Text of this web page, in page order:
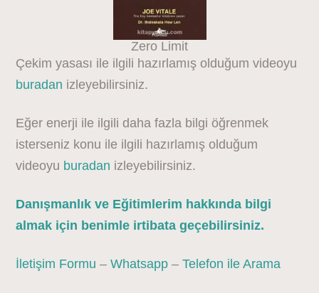
Zero Limit
Çekim yasası ile ilgili hazırlamış olduğum videoyu
buradan izleyebilirsiniz.
Eğer enerji ile ilgili daha fazla bilgi öğrenmek
isterseniz konu ile ilgili hazırlamış olduğum
videoyu buradan izleyebilirsiniz.
Danışmanlık ve Eğitimlerim hakkında bilgi
almak için benimle irtibata geçebilirsiniz.
İletişim Formu –Whatsapp –Telefon ile Arama